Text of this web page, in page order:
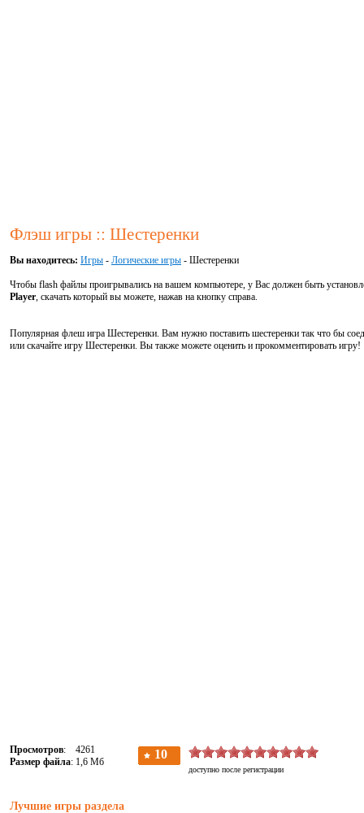
Флэш игры :: Шестеренки
Вы находитесь: Игры - Логические игры - Шестеренки
Чтобы flash файлы проигрывались на вашем компьютере, у Вас должен быть
Player, скачать который вы можете, нажав на кнопку справа.
Популярная флеш игра Шестеренки. Вам нужно поставить шестеренки так что бы
или скачайте игру Шестеренки. Вы также можете оценить и прокомментировать игру!
Просмотров: 4261
Размер файла: 1,6 Мб
Лучшие игры раздела